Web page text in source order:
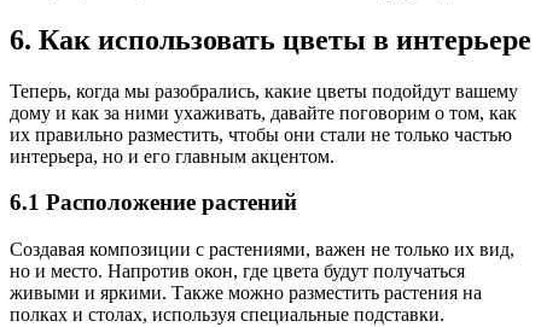
6. Как использовать цветы в интерьере
Теперь, когда мы разобрались, какие цветы подойдут вашему
дому и как за ними ухаживать, давайте поговорим о том, как
их правильно разместить, чтобы они стали не только частью
интерьера, но и его главным акцентом.
6.1 Расположение растений
Создавая композиции с растениями, важен не только их вид,
но и место. Напротив окон, где цвета будут получаться
живыми и яркими. Также можно разместить растения на
полках и столах, используя специальные подставки.